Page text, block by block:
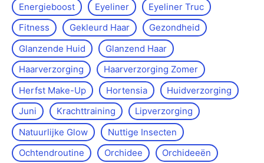
Energieboost
Eyeliner
Eyeliner Truc
Fitness
Gekleurd Haar
Gezondheid
Glanzende Huid
Glanzend Haar
Haarverzorging
Haarverzorging Zomer
Herfst Make-Up
Hortensia
Huidverzorging
Juni
Krachttraining
Lipverzorging
Natuurlijke Glow
Nuttige Insecten
Ochtendroutine
Orchidee
Orchideeën